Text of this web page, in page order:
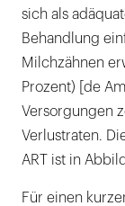
sich als
Behandlung
Milchzähnen
Prozent) [de
Versorgungen
Verlustraten.
ART ist in
Für einen